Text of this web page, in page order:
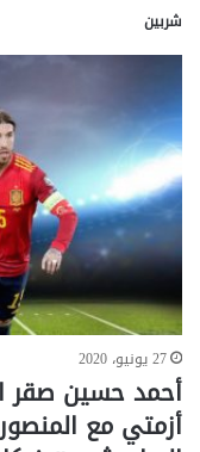
شربين
27 يونيو، 2020
أحمد حسين صقر
أزمتي مع